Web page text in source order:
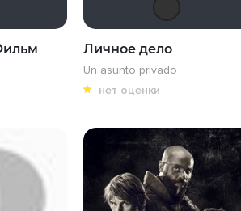
Личное дело
Un asunto privado
нет оценки